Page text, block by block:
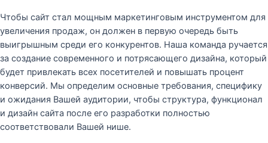
Чтобы сайт стал мощным маркетинговым инструментом для
увеличения продаж, он должен в первую очередь быть
выигрышным среди его конкурентов. Наша команда ручается
за создание современного и потрясающего дизайна, который
будет привлекать всех посетителей и повышать процент
конверсий. Мы определим основные требования, специфику
и ожидания Вашей аудитории, чтобы структура, функционал
и дизайн сайта после его разработки полностью
соответствовали Вашей нише.